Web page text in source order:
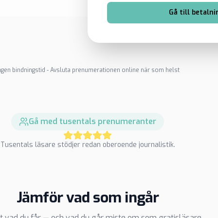
Gå till
bindningstid - Avsluta prenumerationen online när som helst
Gå med tusentals prenumeranter
Tusentals läsare stödjer redan oberoende journalistik.
Jämför vad som ingår